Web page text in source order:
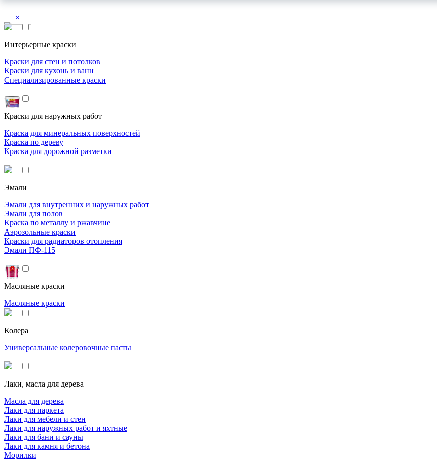
×
Интерьерные краски
Краски для стен и потолков
Краски для кухонь и ванн
Специализированные краски
Краски для наружных работ
Краска для минеральных поверхностей
Краска по дереву
Краска для дорожной разметки
Эмали
Эмали для внутренних и наружных работ
Эмали для полов
Краска по металлу и ржавчине
Аэрозольные краски
Краски для радиаторов отопления
Эмали ПФ-115
Масляные краски
Масляные краски
Колера
Универсальные колеровочные пасты
Лаки, масла для дерева
Масла для дерева
Лаки для паркета
Лаки для мебели и стен
Лаки для наружных работ и яхтные
Лаки для бани и сауны
Лаки для камня и бетона
Морилки